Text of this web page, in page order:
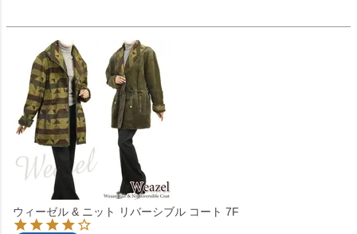
ウィーゼル & ニット リバーシブル コート 7F